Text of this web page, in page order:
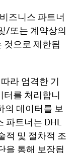
즈니스 파트너
/또는 계약상의
것으로 제한됩
라 엄격한 기
터를 처리합니
의 데이터를 보
파트너는 DHL
적 및 절차적 조
을 통해 보장됩